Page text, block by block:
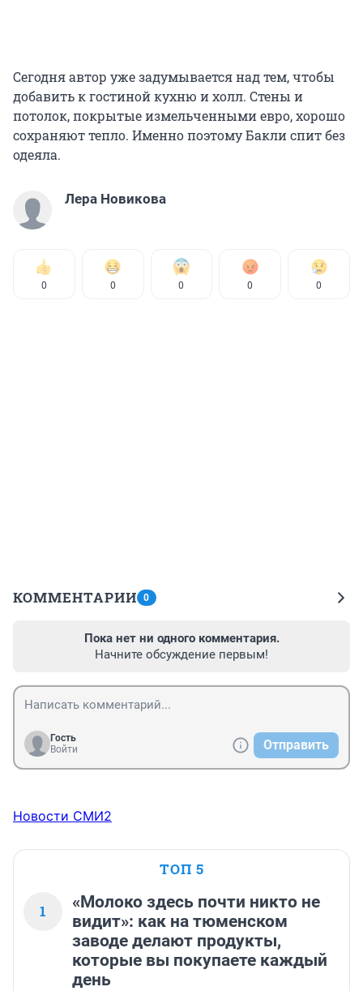
Сегодня автор уже задумывается над тем, чтобы
добавить к гостиной кухню и холл. Стены и
потолок, покрытые измельченными евро, хорошо
сохраняют тепло. Именно поэтому Бакли спит без
одеяла.
Лера Новикова
0 0 0 0 0
КОММЕНТАРИИ 0
Пока нет ни одного комментария.
Начните обсуждение первым!
Гость
Войти
Отправить
Новости СМИ2
ТОП 5
1
«Молоко здесь почти никто не
видит»: как на тюменском
заводе делают продукты,
которые вы покупаете каждый
день